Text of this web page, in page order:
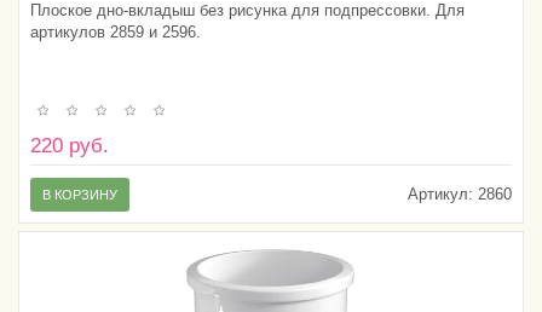
Плоское дно-вкладыш без рисунка для подпрессовки. Для
артикулов 2859 и 2596.
220 руб.
Артикул: 2860
В КОРЗИНУ